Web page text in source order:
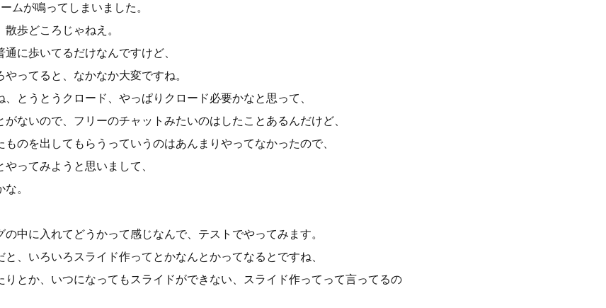
ムが鳴ってしまいました。
歩どころじゃねえ。
に歩いてるだけなんですけど、
ってると、なかなか大変ですね。
とうとうクロード、やっぱりクロード必要かなと思って、
ないので、フリーのチャットみたいのはしたことあるんだけど、
のを出してもらうっていうのはあんまりやってなかったので、
ってみようと思いまして、
。
中に入れてどうかって感じなんで、テストでやってみます。
、いろいろスライド作ってとかなんとかってなるとですね、
りとか、いつになってもスライドができない、スライド作ってって言ってるの